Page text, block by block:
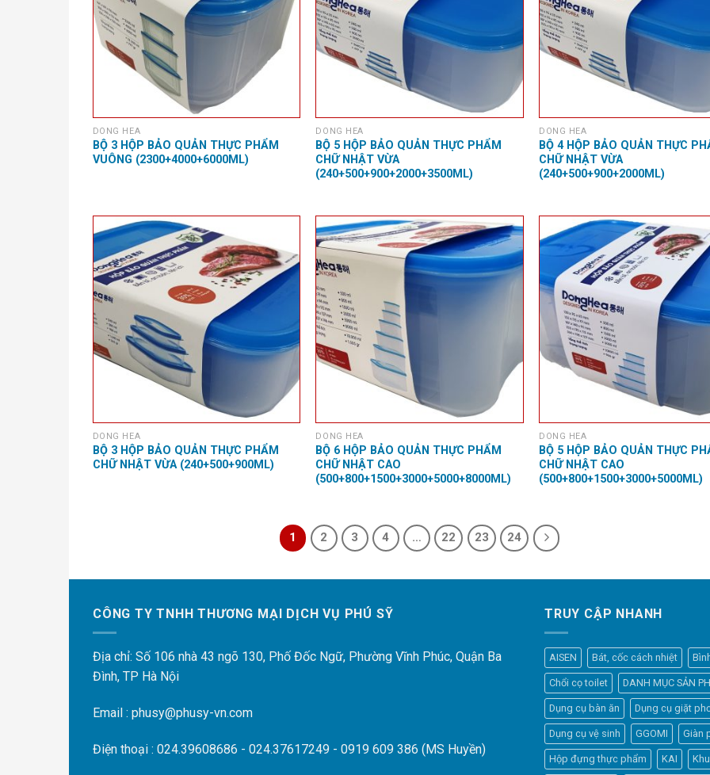
DONG HEA
BỘ 3 HỘP BẢO QUẢN THỰC PHẨM
VUÔNG (2300+4000+6000ML)
DONG HEA
BỘ 5 HỘP BẢO QUẢN THỰC PHẨM
CHỮ NHẬT VỪA
(240+500+900+2000+3500ML)
DONG HEA
BỘ 4 HỘP BẢO QUẢN THỰC
CHỮ NHẬT VỪA
(240+500+900+2000ML)
DONG HEA
BỘ 3 HỘP BẢO QUẢN THỰC PHẨM
CHỮ NHẬT VỪA (240+500+900ML)
DONG HEA
BỘ 6 HỘP BẢO QUẢN THỰC PHẨM
CHỮ NHẬT CAO
(500+800+1500+3000+5000+8000ML)
DONG HEA
BỘ 5 HỘP BẢO QUẢN THỰC
CHỮ NHẬT CAO
(500+800+1500+3000+5000ML)
1 2 3 4 … 22 23 24
CÔNG TY TNHH THƯƠNG MẠI DỊCH VỤ PHÚ SỸ
Địa chỉ: Số 106 nhà 43 ngõ 130, Phố Đốc Ngữ, Phường Vĩnh Phúc, Quận Ba
Đình, TP Hà Nội
Email : phusy@phusy-vn.com
Điện thoại : 024.39608686 - 024.37617249 - 0919 609 386 (MS Huyền)
TRUY CẬP NHANH
AISEN Bát, cốc cách nhiệt
Chổi cọ toilet DANH MỤC SẢN
Dụng cụ bàn ăn Dụng cụ giặt
Dụng cụ vệ sinh GGOMI Giàn
Hộp đựng thực phẩm KAI